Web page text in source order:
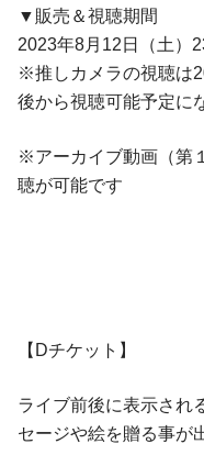
▼販売＆視聴期間
2023年8⽉12⽇（⼟）
※推しカメラの視聴は
後から視聴可能予定に
※アーカイブ動画（第
聴が可能です
【Dチケット】
ライブ前後に表示され
セージや絵を贈る事が